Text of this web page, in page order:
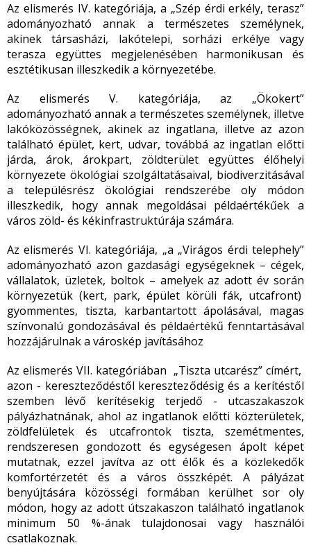
Az elismerés IV. kategóriája, a „Szép érdi erkély, terasz”
adományozható annak a természetes személynek,
akinek társasházi, lakótelepi, sorházi erkélye vagy
terasza együttes megjelenésében harmonikusan és
esztétikusan illeszkedik a környezetébe.
Az elismerés V. kategóriája, az „Ökokert”
adományozható annak a természetes személynek, illetve
lakóközösségnek, akinek az ingatlana, illetve az azon
található épület, kert, udvar, továbbá az ingatlan előtti
járda, árok, árokpart, zöldterület együttes élőhelyi
környezete ökológiai szolgáltatásaival, biodiverzitásával
a településrész ökológiai rendszerébe oly módon
illeszkedik, hogy annak megoldásai példaértékűek a
város zöld- és kékinfrastruktúrája számára.
Az elismerés VI. kategóriája, „a „Virágos érdi telephely”
adományozható azon gazdasági egységeknek – cégek,
vállalatok, üzletek, boltok – amelyek az adott év során
környezetük (kert, park, épület körüli fák, utcafront)
gyommentes, tiszta, karbantartott ápolásával, magas
színvonalú gondozásával és példaértékű fenntartásával
hozzájárulnak a városkép javításához
Az elismerés VII. kategóriában „Tiszta utcarész” címért,
azon - kereszteződéstől kereszteződésig és a kerítéstől
szemben lévő kerítésekig terjedő - utcaszakaszok
pályázhatnának, ahol az ingatlanok előtti közterületek,
zöldfelületek és utcafrontok tiszta, szemétmentes,
rendszeresen gondozott és egységesen ápolt képet
mutatnak, ezzel javítva az ott élők és a közlekedők
komfortérzetét és a város összképét. A pályázat
benyújtására közösségi formában kerülhet sor oly
módon, hogy az adott útszakaszon található ingatlanok
minimum 50 %-ának tulajdonosai vagy használói
csatlakoznak.